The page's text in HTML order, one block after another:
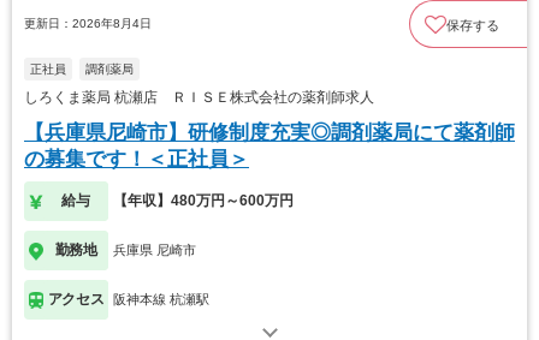
更新日：2026年8月4日 保存する
正社員 調剤薬局
しろくま薬局 杭瀬店 ＲＩＳＥ株式会社の薬剤師求人
【兵庫県尼崎市】研修制度充実◎調剤薬局にて薬剤師
の募集です！＜正社員＞
給与 【年収】480万円～600万円
勤務地 兵庫県 尼崎市
アクセス 阪神本線 杭瀬駅